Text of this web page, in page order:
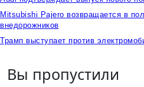
Mitsubishi Pajero возвращается в
внедорожников
Трамп выступает против
Вы пропустили